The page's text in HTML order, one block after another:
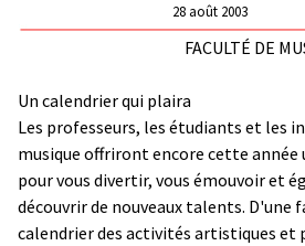
28 août 2003
FACULTÉ DE
Un calendrier qui plaira
Les professeurs, les étudiants et les
musique offriront encore cette
pour vous divertir, vous émouvoir et
découvrir de nouveaux talents. D'une
calendrier des activités artistiques et